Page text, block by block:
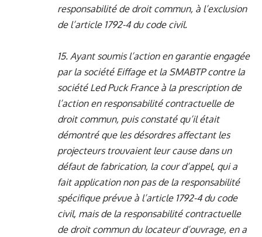
responsabilité de droit commun, à l’exclusion
de l’article 1792-4 du code civil.
15. Ayant soumis l’action en garantie engagée
par la société Eiffage et la SMABTP contre la
société Led Puck France à la prescription de
l’action en responsabilité contractuelle de
droit commun, puis constaté qu’il était
démontré que les désordres affectant les
projecteurs trouvaient leur cause dans un
défaut de fabrication, la cour d’appel, qui a
fait application non pas de la responsabilité
spécifique prévue à l’article 1792-4 du code
civil, mais de la responsabilité contractuelle
de droit commun du locateur d’ouvrage, en a